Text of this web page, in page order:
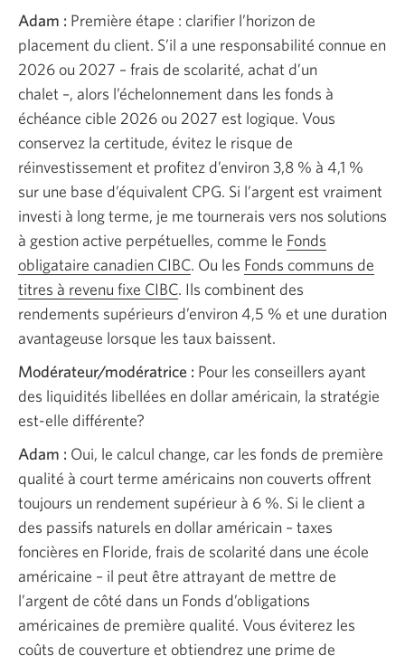
s’affichera.
Adam : Première étape : clarifier l’horizon de
placement du client. S’il a une responsabilité connue en
2026 ou 2027 – frais de scolarité, achat d’un
chalet –, alors l’échelonnement dans les fonds à
échéance cible 2026 ou 2027 est logique. Vous
conservez la certitude, évitez le risque de
réinvestissement et profitez d’environ 3,8 % à 4,1 %
sur une base d’équivalent CPG. Si l’argent est vraiment
investi à long terme, je me tournerais vers nos solutions
à gestion active perpétuelles, comme le Fonds
obligataire canadien CIBC. Ou les Fonds communs de
titres à revenu fixe CIBCUne
nouvelle
fenêtre
s’affichera.
. Ils combinent des
rendements supérieurs d’environ 4,5 % et une duration
avantageuse lorsque les taux baissent.
Modérateur/modératrice : Pour les conseillers ayant
des liquidités libellées en dollar américain, la stratégie
est-elle différente?
Adam : Oui, le calcul change, car les fonds de première
qualité à court terme américains non couverts offrent
toujours un rendement supérieur à 6 %. Si le client a
des passifs naturels en dollar américain – taxes
foncières en Floride, frais de scolarité dans une école
américaine – il peut être attrayant de mettre de
l’argent de côté dans un Fonds d’obligations
américaines de première qualité. Vous éviterez les
coûts de couverture et obtiendrez une prime de